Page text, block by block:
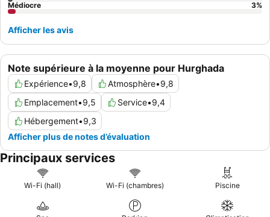
Note supérieure à la moyenne pour Hurghada
Expérience•9,8 Atmosphère•9,8
Emplacement•9,5 Service•9,4
Hébergement•9,3
Afficher plus de notes d’évaluation
Médiocre
3%
Afficher les avis
Principaux services
Wi-Fi (hall) Wi-Fi (chambres) Piscine